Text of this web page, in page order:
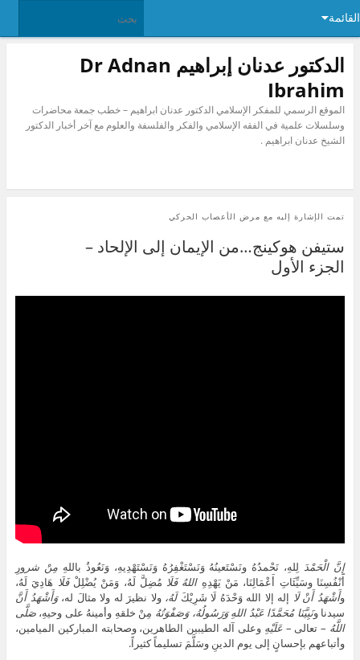
القائمة
الدكتور عدنان إبراهيم Dr Adnan
Ibrahim
الموقع الرسمي للمفكر الإسلامي الدكتور عدنان ابراهيم – خطب جمعة محاضرات
وسلسلات علمية في الفقه الإسلامي والفكر والفلسفة والعلوم مع آخر أخبار الدكتور
الشيخ عدنان ابراهيم .
تمت الإشارة إليه مع مرض الأعصاب الحركي
ستيفن هوكينج…من الإيمان إلى الإلحاد –
الجزء الأول
إِنَّ الْحَمْدَ لِلهِ، نَحْمدُهُ ونَسْتَعينُهُ وَنَسْتَغْفِرُهُ وَنَسْتَهْدِيهِ، وَنَعُوذُ باللهِمِنْ شرورِ
أَنْفُسِنَا وسَيِّئَاتِ أَعْمَالِنَا، مَنْ يَهْدِهِاللهُ فَلَا مُضِلَّ لَهُ، وَمَنْ يُضْلِلْفَلَا هَادِيَ لَهُ،
وأَشْهَدُ أَنْ لَا إله إلا الله وَحْدَهُ لَا شَرِيْكَلَهُ، ولا نظيرَ له ولا مثالَ له،وَأَشْهَدُ أَنَّ
سيدنا ونَبِيَّنَا مُحَمَّدًا عَبْدُ اللهِ وَرَسُولُهُ، وَصَفْوَتُهُ مِنْ خلقهِ وأمينهُ على وحيهِ،صَلَّى
اللَّهُ – تعالى –عَلَيْهِ وعلى آله الطيبين الطاهرين، وصحابته المباركين الميامين،
وأتباعهم بإحسانٍ إلى يوم الدينِ وسَلَّمَ تسليماً كثيراً.